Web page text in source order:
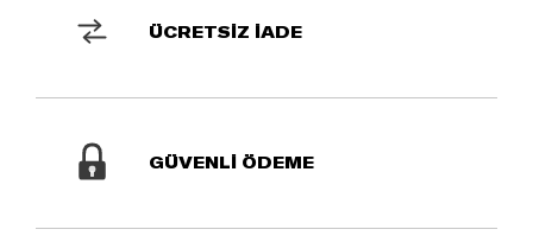
ÜCRETSİZ İADE
GÜVENLİ ÖDEME